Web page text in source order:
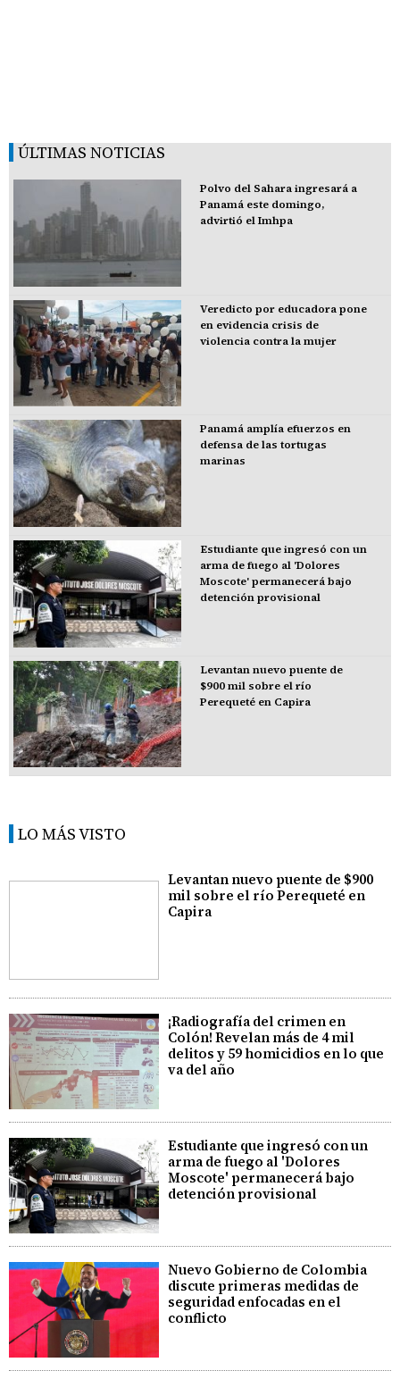
ÚLTIMAS NOTICIAS
Polvo del Sahara ingresará a
Panamá este domingo,
advirtió el Imhpa
Veredicto por educadora pone
en evidencia crisis de
violencia contra la mujer
Panamá amplía efuerzos en
defensa de las tortugas
marinas
Estudiante que ingresó con un
arma de fuego al 'Dolores
Moscote' permanecerá bajo
detención provisional
Levantan nuevo puente de
$900 mil sobre el río
Perequeté en Capira
LO MÁS VISTO
Levantan nuevo puente de $900
mil sobre el río Perequeté en
Capira
¡Radiografía del crimen en
Colón! Revelan más de 4 mil
delitos y 59 homicidios en lo que
va del año
Estudiante que ingresó con un
arma de fuego al 'Dolores
Moscote' permanecerá bajo
detención provisional
Nuevo Gobierno de Colombia
discute primeras medidas de
seguridad enfocadas en el
conflicto